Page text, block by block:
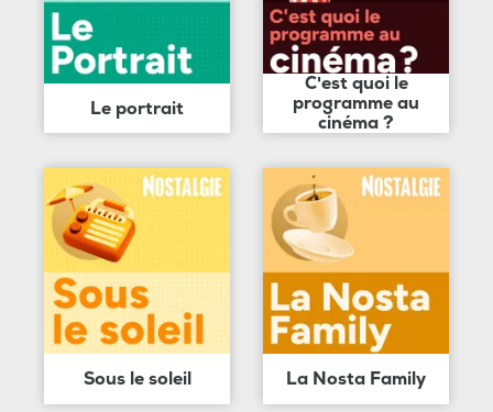
Le portrait
C'est quoi le
programme au
cinéma ?
Sous le soleil La Nosta Family